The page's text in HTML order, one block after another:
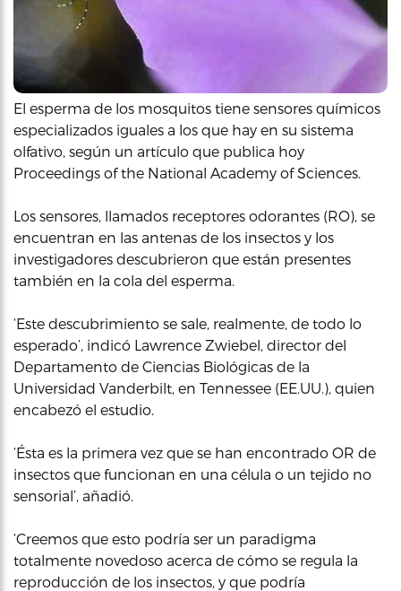
El esperma de los mosquitos tiene sensores químicos
especializados iguales a los que hay en su sistema
olfativo, según un artículo que publica hoy
Proceedings of the National Academy of Sciences.
Los sensores, llamados receptores odorantes (RO), se
encuentran en las antenas de los insectos y los
investigadores descubrieron que están presentes
también en la cola del esperma.
‘Este descubrimiento se sale, realmente, de todo lo
esperado’, indicó Lawrence Zwiebel, director del
Departamento de Ciencias Biológicas de la
Universidad Vanderbilt, en Tennessee (EE.UU.), quien
encabezó el estudio.
‘Ésta es la primera vez que se han encontrado OR de
insectos que funcionan en una célula o un tejido no
sensorial’, añadió.
‘Creemos que esto podría ser un paradigma
totalmente novedoso acerca de cómo se regula la
reproducción de los insectos, y que podría